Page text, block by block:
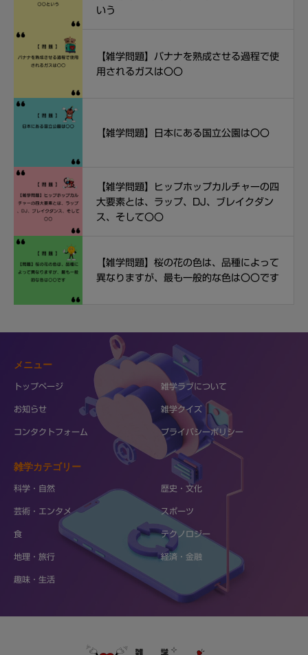
いう
【雑学問題】バナナを熟成させる過程で使
用されるガスは〇〇
【雑学問題】日本にある国立公園は〇〇
【雑学問題】ヒップホップカルチャーの四
大要素とは、ラップ、DJ、ブレイクダン
ス、そして〇〇
【雑学問題】桜の花の色は、品種によって
異なりますが、最も一般的な色は〇〇です
メニュー
トップページ 雑学ラブについて
お知らせ 雑学クイズ
コンタクトフォーム プライバシーポリシー
雑学カテゴリー
科学・自然 歴史・文化
芸術・エンタメ スポーツ
食 テクノロジー
地理・旅行 経済・金融
趣味・生活